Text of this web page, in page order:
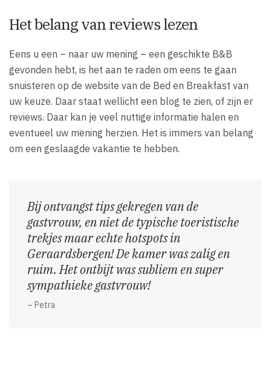
Het belang van reviews lezen
Eens u een – naar uw mening – een geschikte B&B
gevonden hebt, is het aan te raden om eens te gaan
snuisteren op de website van de Bed en Breakfast van
uw keuze. Daar staat wellicht een blog te zien, of zijn er
reviews. Daar kan je veel nuttige informatie halen en
eventueel uw mening herzien. Het is immers van belang
om een geslaagde vakantie te hebben.
Bij ontvangst tips gekregen van de
gastvrouw, en niet de typische toeristische
trekjes maar echte hotspots in
Geraardsbergen! De kamer was zalig en
ruim. Het ontbijt was subliem en super
sympathieke gastvrouw!
– Petra